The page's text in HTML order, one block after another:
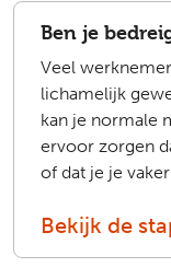
Ben je
Veel
lichamelijk
kan je normale
ervoor zorgen
of dat je je
Bekijk de